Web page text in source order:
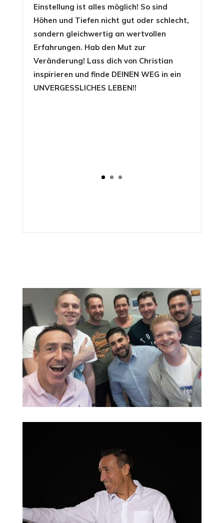
Einstellung ist alles möglich! So sind
Höhen und Tiefen nicht gut oder schlecht,
sondern gleichwertig an wertvollen
Erfahrungen. Hab den Mut zur
Veränderung! Lass dich von Christian
inspirieren und finde DEINEN WEG in ein
UNVERGESSLICHES LEBEN!!